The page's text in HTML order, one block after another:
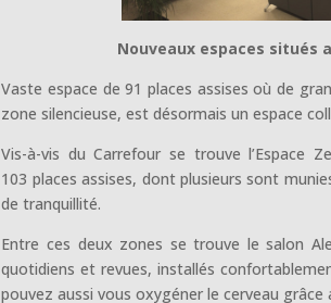
Nouveaux espaces situés
Vaste espace de 91 places assises où de
zone silencieuse, est désormais un espace
Vis-à-vis du Carrefour se trouve l’Espace
103 places assises, dont plusieurs sont
de tranquillité.
Entre ces deux zones se trouve le salon
quotidiens et revues, installés
pouvez aussi vous oxygéner le cerveau